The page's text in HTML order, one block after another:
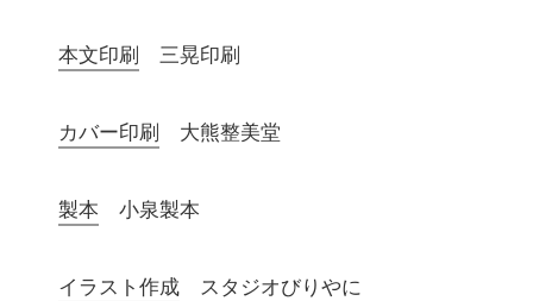
本文印刷 三晃印刷
カバー印刷 大熊整美堂
製本 小泉製本
イラスト作成 スタジオびりやに